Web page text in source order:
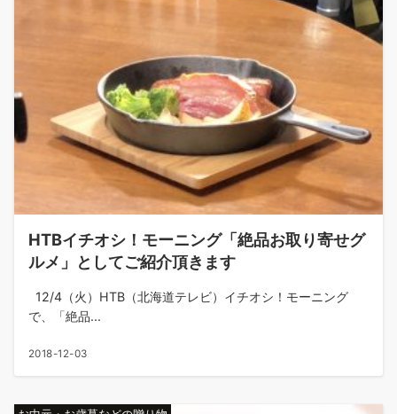
HTBイチオシ！モーニング「絶品お取り寄せグ
ルメ」としてご紹介頂きます
12/4（火）HTB（北海道テレビ）イチオシ！モーニング
で、「絶品...
2018-12-03